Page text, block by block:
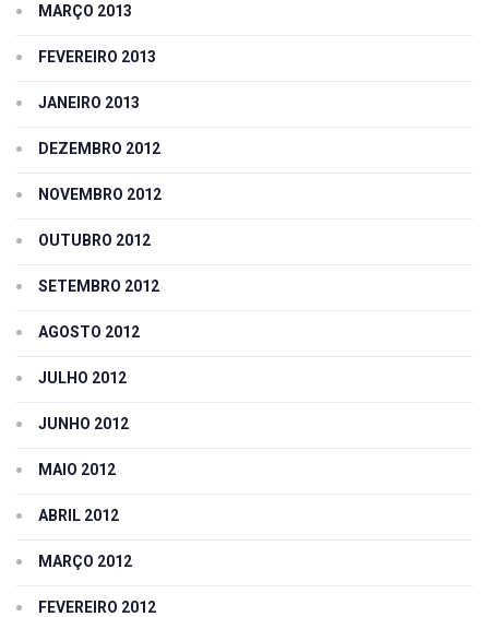
MARÇO 2013
FEVEREIRO 2013
JANEIRO 2013
DEZEMBRO 2012
NOVEMBRO 2012
OUTUBRO 2012
SETEMBRO 2012
AGOSTO 2012
JULHO 2012
JUNHO 2012
MAIO 2012
ABRIL 2012
MARÇO 2012
FEVEREIRO 2012